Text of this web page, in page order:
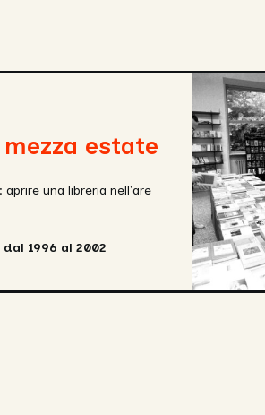
estate
una libreria nell'are
1996 al 2002